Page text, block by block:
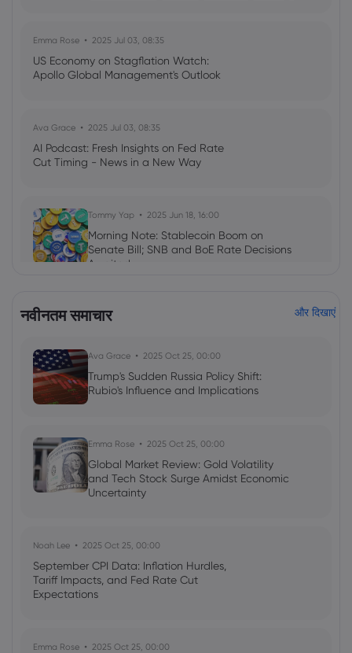
Emma Rose 2025 Jul 03, 08:35
US Economy on Stagflation Watch:
Apollo Global Management's Outlook
Ava Grace 2025 Jul 03, 08:35
AI Podcast: Fresh Insights on Fed Rate
Cut Timing - News in a New Way
Tommy Yap 2025 Jun 18, 16:00
Morning Note: Stablecoin Boom on
Senate Bill; SNB and BoE Rate Decisions
Awaited
Morning Note: Gold Nears High on
Update
Morning Note: Gold Awaits Fed Clues;
Japan Fiscal Strain; SNB Hints More Cuts
नवीनतम समाचार और दिखाएं
Ava Grace 2025 Oct 25, 00:00
Trump's Sudden Russia Policy Shift:
Rubio's Influence and Implications
Emma Rose 2025 Oct 25, 00:00
Global Market Review: Gold Volatility
and Tech Stock Surge Amidst Economic
Uncertainty
Noah Lee 2025 Oct 25, 00:00
September CPI Data: Inflation Hurdles,
Tariff Impacts, and Fed Rate Cut
Expectations
Emma Rose 2025 Oct 25, 00:00